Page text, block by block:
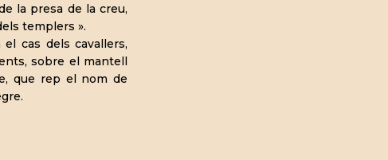
la presa de la creu,
templers ».
cas dels cavallers,
sobre el mantell
que rep el nom de